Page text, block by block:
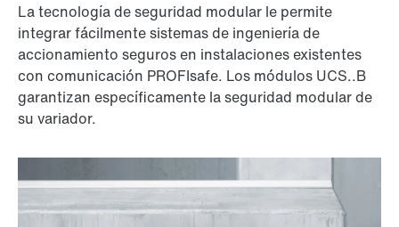
La tecnología de seguridad modular le permite
integrar fácilmente sistemas de ingeniería de
accionamiento seguros en instalaciones existentes
con comunicación PROFIsafe. Los módulos UCS..B
garantizan específicamente la seguridad modular de
su variador.